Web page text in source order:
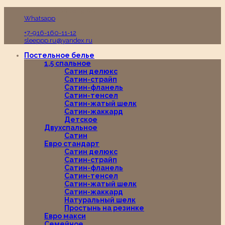
Whatsapp
+7-916-160-11-12
sleeppp.ru@yandex.ru
Постельное белье
1,5 спальное
Сатин делюкс
Сатин-страйп
Сатин-фланель
Сатин-тенсел
Сатин-жатый шелк
Сатин-жаккард
Детское
Двухспальное
Сатин
Евро стандарт
Сатин делюкс
Сатин-страйп
Сатин-фланель
Сатин-тенсел
Сатин-жатый шелк
Сатин-жаккард
Натуральный шелк
Простынь на резинке
Евро макси